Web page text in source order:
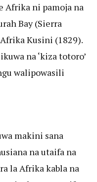
Afrika ni pamoja na
Bay (Sierra
Kusini (1829).
na ‘kiza totoro’
walipowasili
makini sana
na utaifa na
la Afrika kabla na